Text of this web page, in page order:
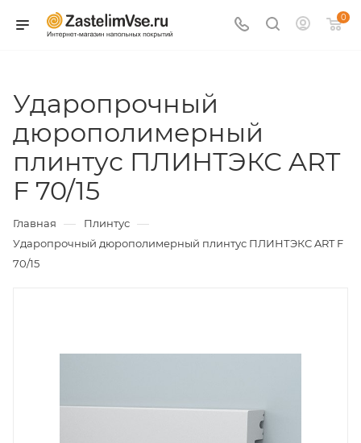
0
Ударопрочный
дюрополимерный
плинтус ПЛИНТЭКС ART
F 70/15
Главная — Плинтус —
Ударопрочный дюрополимерный плинтус ПЛИНТЭКС ART F
70/15